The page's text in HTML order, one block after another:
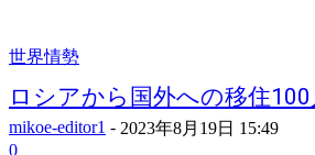
世界情勢
ロシアから国外への移住
mikoe-editor1 - 2023年8月19日 15:49
0